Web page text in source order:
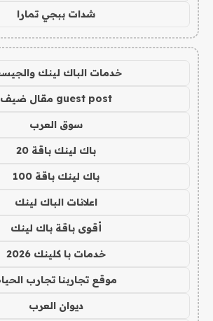
شدات ببجي تمارا
خدمات الباك لينك
guest post مقال ضيف
سوق العرب
باك لينك باقة 20
باك لينك باقة 100
اعلانات الباك لينك
أقوى باقة باك لينك
خدمات با كلينك 2026
موقع تجاربنا تجارب
ديوان العرب